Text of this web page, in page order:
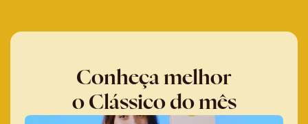
Conheça melhor
o Clássico do mês